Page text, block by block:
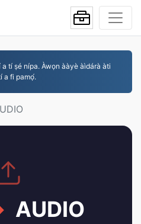
tí ṣé nípa. Àwọn ààyè àìdárà àti
a fi pamọ́.
AUDIO